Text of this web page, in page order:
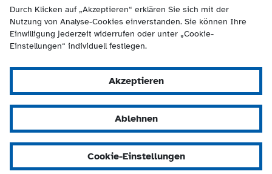
Durch Klicken auf „Akzeptieren“ erklären Sie sich mit der
Nutzung von Analyse-Cookies einverstanden. Sie können Ihre
Einwilligung jederzeit widerrufen oder unter „Cookie-
Einstellungen“ individuell festlegen.
Akzeptieren
Ablehnen
Cookie-Einstellungen